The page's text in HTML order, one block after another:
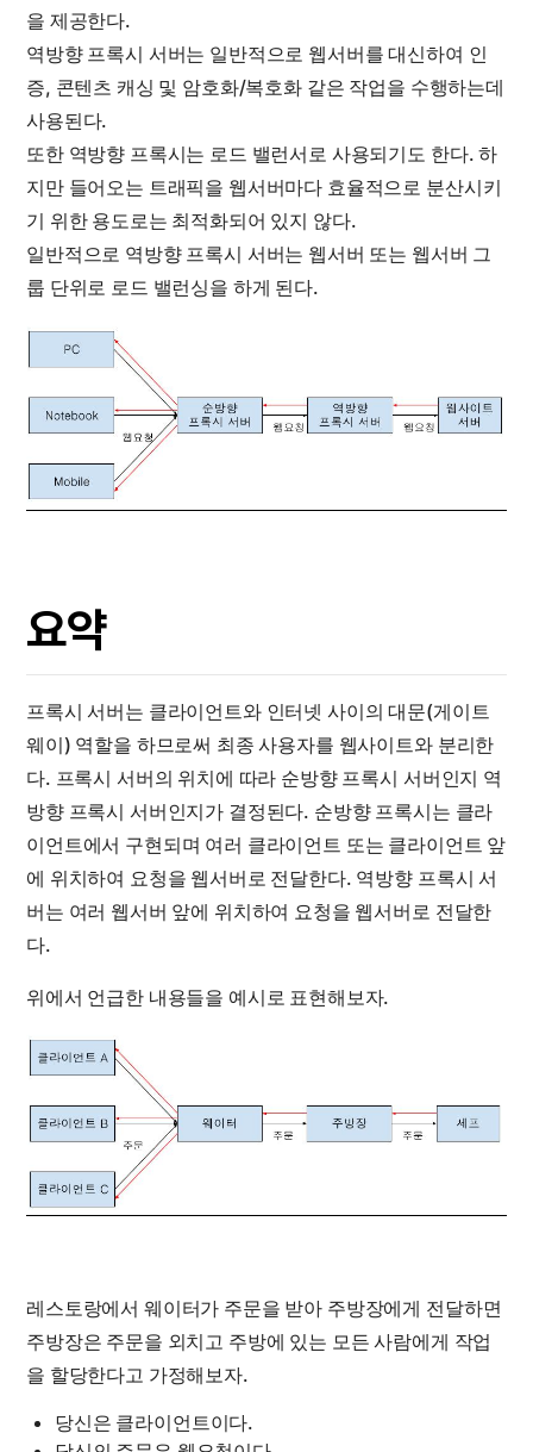
을 제공한다.
역방향 프록시 서버는 일반적으로 웹서버를 대신하여 인
증, 콘텐츠 캐싱 및 암호화/복호화 같은 작업을 수행하는데
사용된다.
또한 역방향 프록시는 로드 밸런서로 사용되기도 한다. 하
지만 들어오는 트래픽을 웹서버마다 효율적으로 분산시키
기 위한 용도로는 최적화되어 있지 않다.
일반적으로 역방향 프록시 서버는 웹서버 또는 웹서버 그
룹 단위로 로드 밸런싱을 하게 된다.
요약
프록시 서버는 클라이언트와 인터넷 사이의 대문(게이트
웨이) 역할을 하므로써 최종 사용자를 웹사이트와 분리한
다. 프록시 서버의 위치에 따라 순방향 프록시 서버인지 역
방향 프록시 서버인지가 결정된다. 순방향 프록시는 클라
이언트에서 구현되며 여러 클라이언트 또는 클라이언트 앞
에 위치하여 요청을 웹서버로 전달한다. 역방향 프록시 서
버는 여러 웹서버 앞에 위치하여 요청을 웹서버로 전달한
다.
위에서 언급한 내용들을 예시로 표현해보자.
레스토랑에서 웨이터가 주문을 받아 주방장에게 전달하면
주방장은 주문을 외치고 주방에 있는 모든 사람에게 작업
을 할당한다고 가정해보자.
당신은 클라이언트이다.